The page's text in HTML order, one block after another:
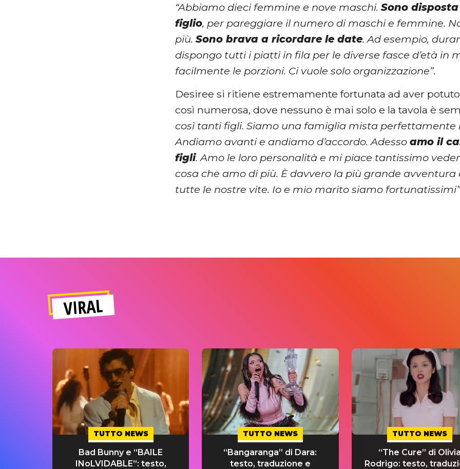
“Abbiamo dieci femmine e nove maschi.Sono
figlio, per pareggiare il numero di maschi e femmine.
più.Sono brava a ricordare le date. Ad esempio,
dispongo tutti i piatti in fila per le diverse fasce d’età in
facilmente le porzioni. Ci vuole solo organizzazione”.
Desiree si ritiene estremamente fortunata ad aver
così numerosa, dove nessuno è mai solo e la tavola è
così tanti figli. Siamo una famiglia mista
Andiamo avanti e andiamo d’accordo. Adessoamo il
figli. Amo le loro personalità e mi piace tantissimo
cosa che amo di più. È davvero la più grande
tutte le nostre vite. Io e mio marito siamo fortunatissimi”
VIRAL
TUTTO NEWS
Bad Bunny e “BAILE
INoLVIDABLE”: testo,
TUTTO NEWS
“Bangaranga” di Dara:
testo, traduzione e
TUTTO NEWS
“The Cure” di Olivia
Rodrigo: testo,